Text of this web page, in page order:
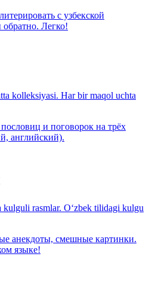
с узбекской
Легко!
kolleksiyasi. Har bir maqol uchta
и поговорок на трёх
английский).
rasmlar. O‘zbek tilidagi kulgu
анекдоты, смешные картинки.
языке!